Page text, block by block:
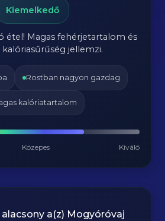
Kiemelkedő
étel! Magas fehérjetartalom és
kalóriasűrűség jellemzi.
Rostban nagyon gazdag
kalóriatartalom
Közepes Kiváló
a(z) Mogyóróvaj